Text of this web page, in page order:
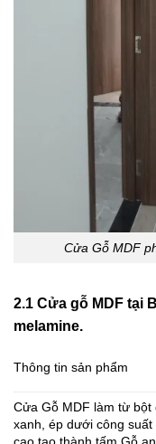
Cửa Gỗ MDF
2.1 Cửa gỗ MDF tại
melamine.
Thông tin sản phẩm
Cửa Gỗ MDF làm từ bột
xanh, ép dưới công suất